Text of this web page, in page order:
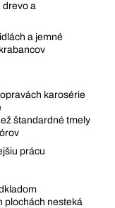
drevo a
a jemné
karosérie
štandardné tmely
prácu
plochách nesteká